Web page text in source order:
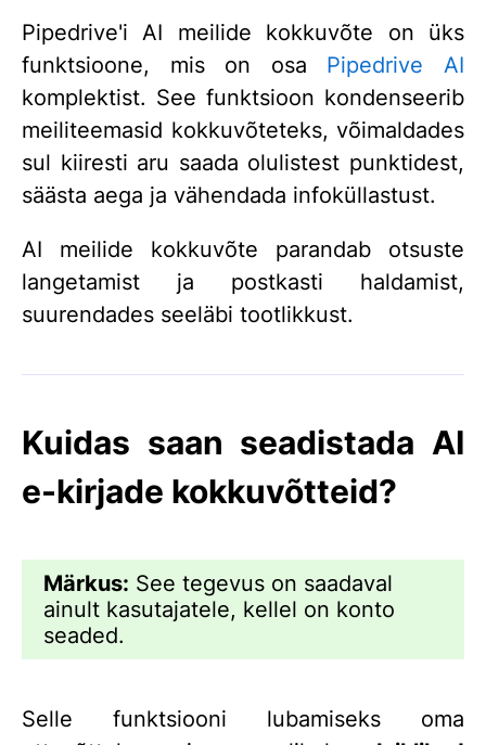
Pipedrive'i AI meilide kokkuvõte on üks
funktsioone, mis on osa Pipedrive AI
komplektist. See funktsioon kondenseerib
meiliteemasid kokkuvõteteks, võimaldades
sul kiiresti aru saada olulistest punktidest,
säästa aega ja vähendada infoküllastust.
AI meilide kokkuvõte parandab otsuste
langetamist ja postkasti haldamist,
suurendades seeläbi tootlikkust.
Kuidas saan seadistada AI
e-kirjade kokkuvõtteid?
Märkus: See tegevus on saadaval
ainult kasutajatele, kellel on konto
seaded.
Selle funktsiooni lubamiseks oma